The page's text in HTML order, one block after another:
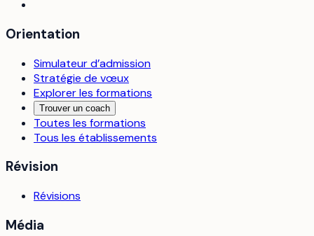
Orientation
Simulateur d’admission
Stratégie de vœux
Explorer les formations
Trouver un coach
Toutes les formations
Tous les établissements
Révision
Révisions
Média